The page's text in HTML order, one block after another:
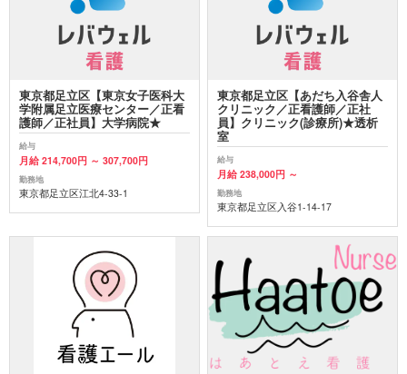
東京都足立区【東京女子医科大
学附属足立医療センター／正看
護師／正社員】大学病院★
給与
月給 214,700円 ～ 307,700円
勤務地
東京都足立区江北4-33-1
東京都足立区【あだち入谷舎人
クリニック／正看護師／正社
員】クリニック(診療所)★透析
室
給与
月給 238,000円 ～
勤務地
東京都足立区入谷1-14-17